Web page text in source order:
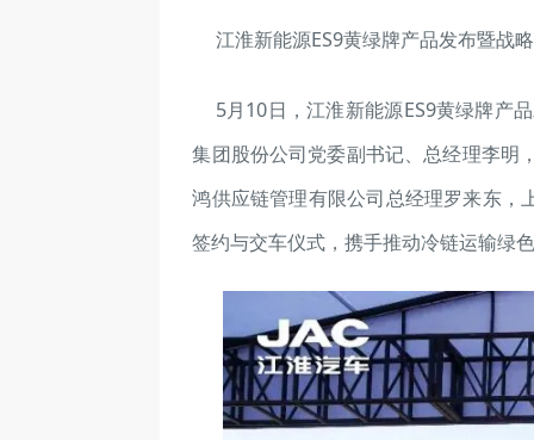
江淮新能源ES9黄绿牌产品发布暨战
5月10日，江淮新能源ES9黄绿牌产
集团股份公司党委副书记、总经理李明
鸿供应链管理有限公司总经理罗来东，
签约与交车仪式，携手推动冷链运输绿